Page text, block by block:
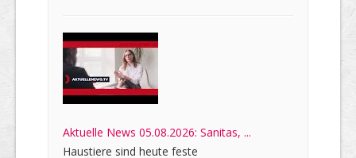
Aktuelle News 05.08.2026: Sanitas, ...
Haustiere sind heute feste